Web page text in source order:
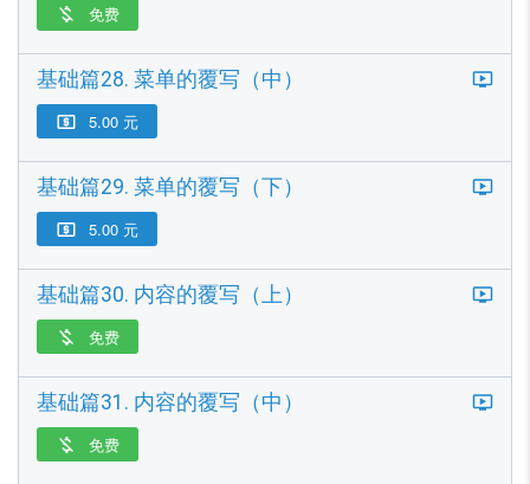
 免费
基础篇28. 菜单的覆写（中）
 5.00 元
基础篇29. 菜单的覆写（下）
 5.00 元
基础篇30. 内容的覆写（上）
 免费
基础篇31. 内容的覆写（中）
 免费